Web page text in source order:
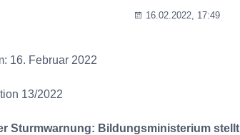
16.02.2022, 17:49
16. Februar 2022
13/2022
Sturmwarnung: Bildungsministerium